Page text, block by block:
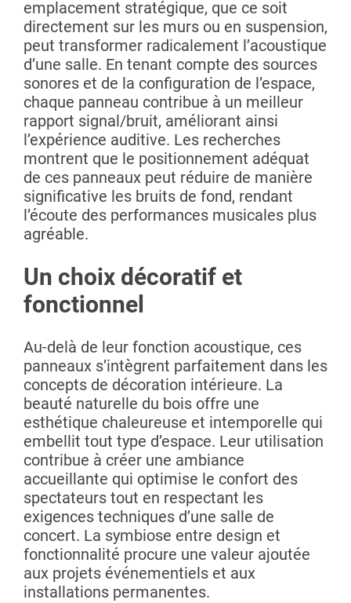
emplacement stratégique, que ce soit
directement sur les murs ou en suspension,
peut transformer radicalement l’acoustique
d’une salle. En tenant compte des sources
sonores et de la configuration de l’espace,
chaque panneau contribue à un meilleur
rapport signal/bruit, améliorant ainsi
l’expérience auditive. Les recherches
montrent que le positionnement adéquat
de ces panneaux peut réduire de manière
significative les bruits de fond, rendant
l’écoute des performances musicales plus
agréable.
Un choix décoratif et
fonctionnel
Au-delà de leur fonction acoustique, ces
panneaux s’intègrent parfaitement dans les
concepts de décoration intérieure. La
beauté naturelle du bois offre une
esthétique chaleureuse et intemporelle qui
embellit tout type d’espace. Leur utilisation
contribue à créer une ambiance
accueillante qui optimise le confort des
spectateurs tout en respectant les
exigences techniques d’une salle de
concert. La symbiose entre design et
fonctionnalité procure une valeur ajoutée
aux projets événementiels et aux
installations permanentes.